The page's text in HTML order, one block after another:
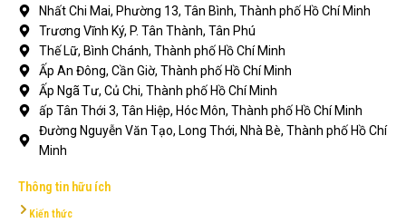
Nhất Chi Mai, Phường 13, Tân Bình, Thành phố Hồ Chí Minh
Trương Vĩnh Ký, P. Tân Thành, Tân Phú
Thế Lữ, Bình Chánh, Thành phố Hồ Chí Minh
Ấp An Đông, Cần Giờ, Thành phố Hồ Chí Minh
Ấp Ngã Tư, Củ Chi, Thành phố Hồ Chí Minh
ấp Tân Thới 3, Tân Hiệp, Hóc Môn, Thành phố Hồ Chí Minh
Đường Nguyễn Văn Tạo, Long Thới, Nhà Bè, Thành phố Hồ Chí
Minh
Thông tin hữu ích
Kiến thức